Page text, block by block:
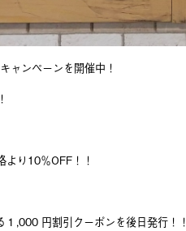
ンペーンを開催中！
り10％OFF！！
,000 円割引クーポンを後日発行！！